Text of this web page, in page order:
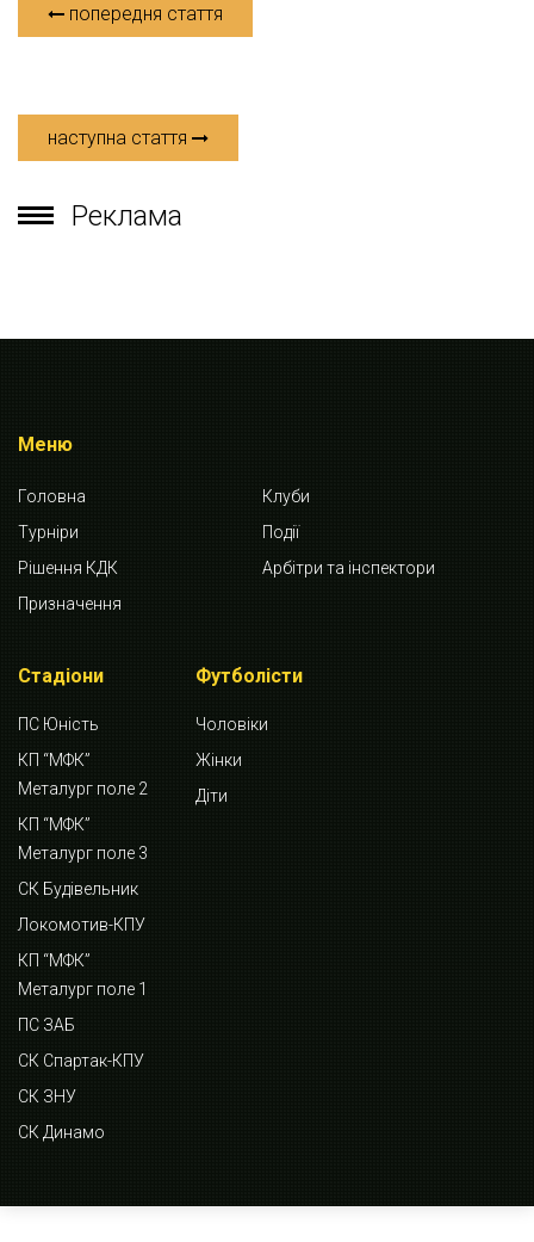
попередня стаття
наступна стаття
Реклама
Меню
Головна
Клуби
Турніри
Події
Рішення КДК
Арбітри та інспектори
Призначення
Стадіони
ПС Юність
КП “МФК”
Металург поле 2
КП “МФК”
Металург поле 3
СК Будівельник
Локомотив-КПУ
КП “МФК”
Металург поле 1
ПС ЗАБ
СК Спартак-КПУ
СК ЗНУ
СК Динамо
Футболісти
Чоловіки
Жінки
Діти